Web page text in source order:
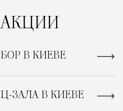
В КИЕВЕ
ЗАЛА В КИЕВЕ